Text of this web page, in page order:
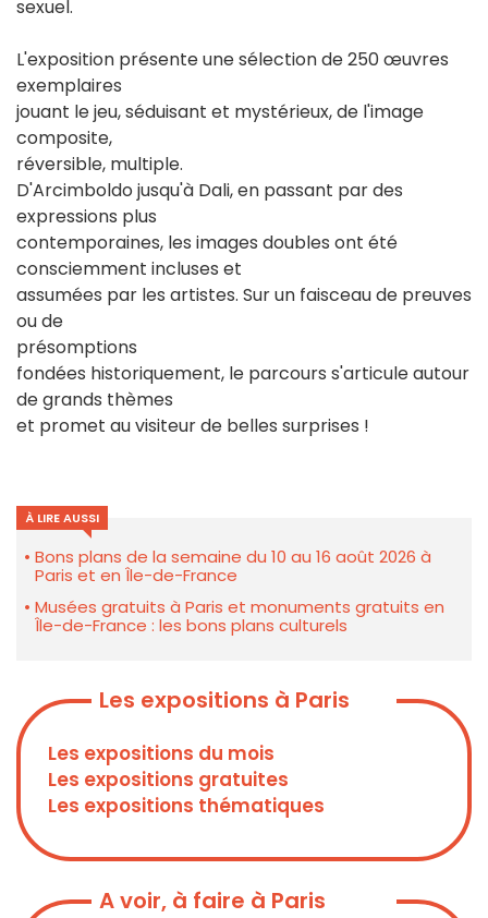
sexuel.
L'exposition présente une sélection de 250 œuvres
exemplaires
jouant le jeu, séduisant et mystérieux, de l'image
composite,
réversible, multiple.
D'Arcimboldo jusqu'à Dali, en passant par des
expressions plus
contemporaines, les images doubles ont été
consciemment incluses et
assumées par les artistes. Sur un faisceau de preuves
ou de
présomptions
fondées historiquement, le parcours s'articule autour
de grands thèmes
et promet au visiteur de belles surprises !
À LIRE AUSSI
Bons plans de la semaine du 10 au 16 août 2026 à
Paris et en Île-de-France
Musées gratuits à Paris et monuments gratuits en
Île-de-France : les bons plans culturels
Les expositions à Paris
Les expositions du mois
Les expositions gratuites
Les expositions thématiques
A voir, à faire à Paris